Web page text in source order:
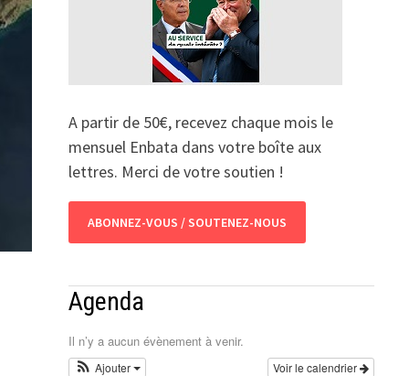
A partir de 50€, recevez chaque mois le
mensuel Enbata dans votre boîte aux
lettres. Merci de votre soutien !
ABONNEZ-VOUS / SOUTENEZ-NOUS
Agenda
Il n’y a aucun évènement à venir.
Voir le calendrier
Ajouter